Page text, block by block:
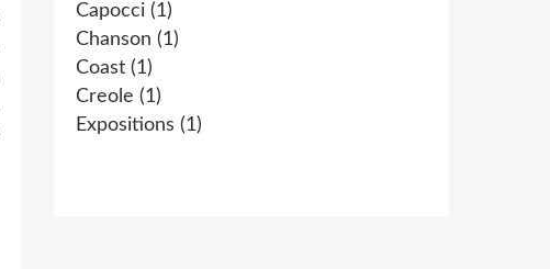
Capocci (1)
Chanson (1)
Coast (1)
Creole (1)
Expositions (1)